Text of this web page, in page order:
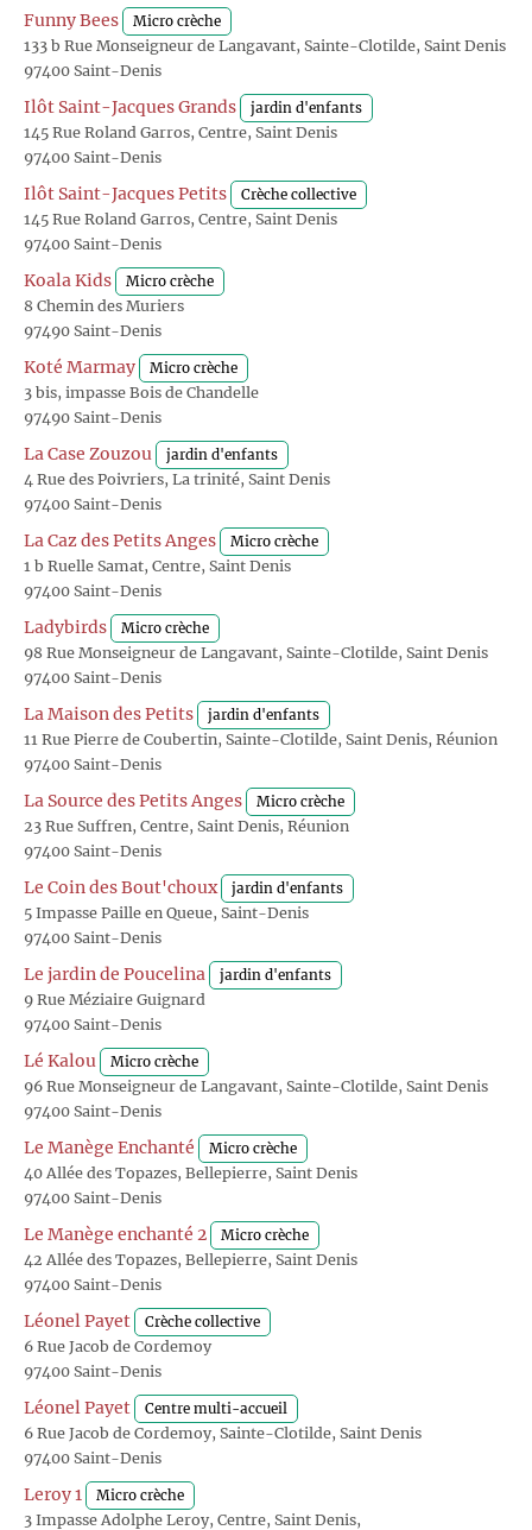
Funny Bees Micro crèche
133 b Rue Monseigneur de Langavant, Sainte-Clotilde, Saint Denis
97400 Saint-Denis
Ilôt Saint-Jacques Grands jardin d'enfants
145 Rue Roland Garros, Centre, Saint Denis
97400 Saint-Denis
Ilôt Saint-Jacques Petits Crèche collective
145 Rue Roland Garros, Centre, Saint Denis
97400 Saint-Denis
Koala Kids Micro crèche
8 Chemin des Muriers
97490 Saint-Denis
Koté Marmay Micro crèche
3 bis, impasse Bois de Chandelle
97490 Saint-Denis
La Case Zouzou jardin d'enfants
4 Rue des Poivriers, La trinité, Saint Denis
97400 Saint-Denis
La Caz des Petits Anges Micro crèche
1 b Ruelle Samat, Centre, Saint Denis
97400 Saint-Denis
Ladybirds Micro crèche
98 Rue Monseigneur de Langavant, Sainte-Clotilde, Saint Denis
97400 Saint-Denis
La Maison des Petits jardin d'enfants
11 Rue Pierre de Coubertin, Sainte-Clotilde, Saint Denis, Réunion
97400 Saint-Denis
La Source des Petits Anges Micro crèche
23 Rue Suffren, Centre, Saint Denis, Réunion
97400 Saint-Denis
Le Coin des Bout'choux jardin d'enfants
5 Impasse Paille en Queue, Saint-Denis
97400 Saint-Denis
Le jardin de Poucelina jardin d'enfants
9 Rue Méziaire Guignard
97400 Saint-Denis
Lé Kalou Micro crèche
96 Rue Monseigneur de Langavant, Sainte-Clotilde, Saint Denis
97400 Saint-Denis
Le Manège Enchanté Micro crèche
40 Allée des Topazes, Bellepierre, Saint Denis
97400 Saint-Denis
Le Manège enchanté 2 Micro crèche
42 Allée des Topazes, Bellepierre, Saint Denis
97400 Saint-Denis
Léonel Payet Crèche collective
6 Rue Jacob de Cordemoy
97400 Saint-Denis
Léonel Payet Centre multi-accueil
6 Rue Jacob de Cordemoy, Sainte-Clotilde, Saint Denis
97400 Saint-Denis
Leroy 1 Micro crèche
3 Impasse Adolphe Leroy, Centre, Saint Denis,